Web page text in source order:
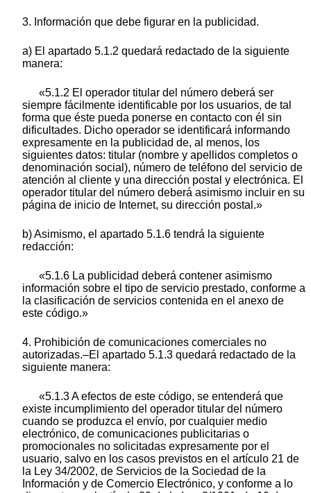
3. Información que debe figurar en la publicidad.
a) El apartado 5.1.2 quedará redactado de la siguiente
manera:
«5.1.2 El operador titular del número deberá ser
siempre fácilmente identificable por los usuarios, de tal
forma que éste pueda ponerse en contacto con él sin
dificultades. Dicho operador se identificará informando
expresamente en la publicidad de, al menos, los
siguientes datos: titular (nombre y apellidos completos o
denominación social), número de teléfono del servicio de
atención al cliente y una dirección postal y electrónica. El
operador titular del número deberá asimismo incluir en su
página de inicio de Internet, su dirección postal.»
b) Asimismo, el apartado 5.1.6 tendrá la siguiente
redacción:
«5.1.6 La publicidad deberá contener asimismo
información sobre el tipo de servicio prestado, conforme a
la clasificación de servicios contenida en el anexo de
este código.»
4. Prohibición de comunicaciones comerciales no
autorizadas.–El apartado 5.1.3 quedará redactado de la
siguiente manera:
«5.1.3 A efectos de este código, se entenderá que
existe incumplimiento del operador titular del número
cuando se produzca el envío, por cualquier medio
electrónico, de comunicaciones publicitarias o
promocionales no solicitadas expresamente por el
usuario, salvo en los casos previstos en el artículo 21 de
la Ley 34/2002, de Servicios de la Sociedad de la
Información y de Comercio Electrónico, y conforme a lo